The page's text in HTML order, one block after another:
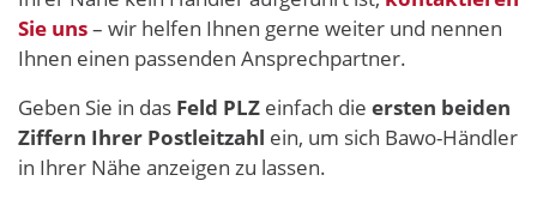
Sie uns– wir helfen Ihnen gerne weiter und nennen
Ihnen einen passenden Ansprechpartner.
Geben Sie in das Feld PLZ einfach die ersten beiden
Ziffern Ihrer Postleitzahl ein, um sich Bawo-Händler
in Ihrer Nähe anzeigen zu lassen.